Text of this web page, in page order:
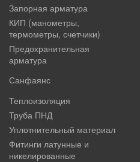
Запорная арматура
КИП (манометры,
термометры, счетчики)
Предохранительная
арматура
Санфаянс
Теплоизоляция
Труба ПНД
Уплотнительный материал
Фитинги латунные и
никелированные